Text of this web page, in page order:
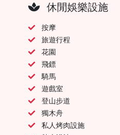
休閒娛樂設施
按摩
旅遊行程
花園
飛鏢
騎馬
遊戲室
登山步道
獨木舟
私人烤肉設施